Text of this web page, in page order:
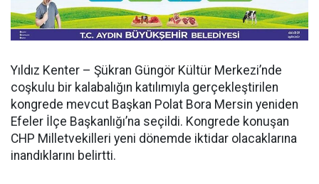
Yıldız Kenter – Şükran Güngör Kültür Merkezi’nde
coşkulu bir kalabalığın katılımıyla gerçekleştirilen
kongrede mevcut Başkan Polat Bora Mersin yeniden
Efeler İlçe Başkanlığı’na seçildi. Kongrede konuşan
CHP Milletvekilleri yeni dönemde iktidar olacaklarına
inandıklarını belirtti.